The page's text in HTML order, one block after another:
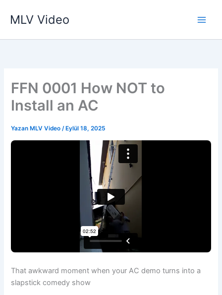
atlaMLV Video
FFN 0001 How NOT to
Install an AC
Yazan MLV Video/ Eylül 18, 2025
That awkward moment when your AC demo turns into a
slapstick comedy show